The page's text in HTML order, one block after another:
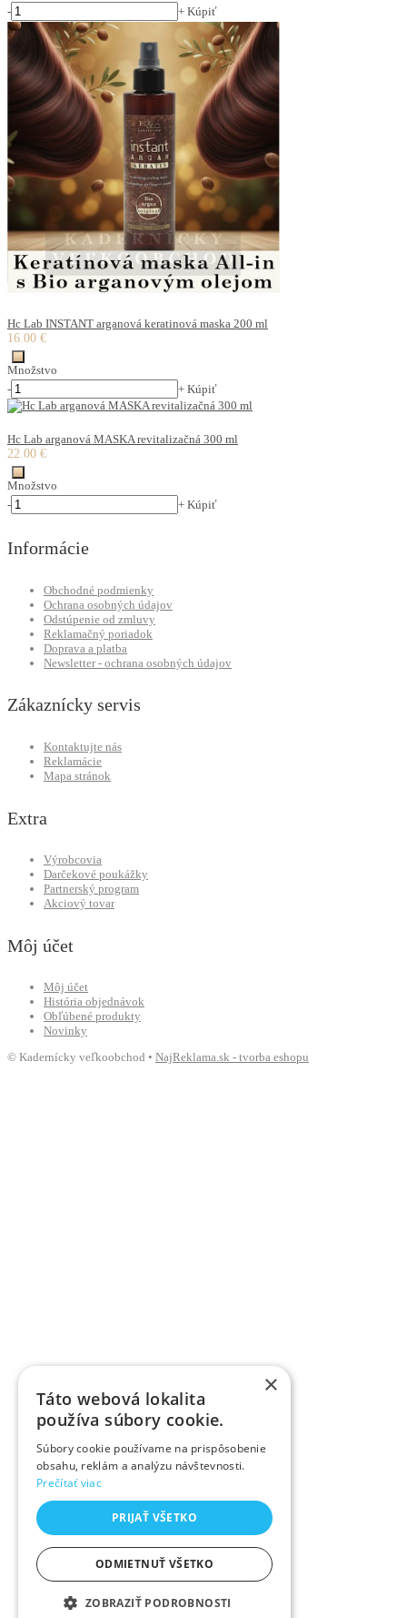
-
+ Kúpiť
Hc Lab INSTANT arganová keratinová maska 200 ml
16.00 €
Množstvo
-
+ Kúpiť
Hc Lab arganová MASKA revitalizačná 300 ml
22.00 €
Množstvo
-
+ Kúpiť
Informácie
Obchodné podmienky
Ochrana osobných údajov
Odstúpenie od zmluvy
Reklamačný poriadok
Doprava a platba
Newsletter - ochrana osobných údajov
Zákaznícky servis
Kontaktujte nás
Reklamácie
Mapa stránok
Extra
Výrobcovia
Darčekové poukážky
Partnerský program
Akciový tovar
Môj účet
Môj účet
História objednávok
Obľúbené produkty
Novinky
© Kadernícky veľkoobchod • NajReklama.sk - tvorba eshopu
×
Táto webová lokalita
používa súbory cookie.
Súbory cookie používame na prispôsobenie
obsahu, reklám a analýzu návštevnosti.
Prečítať viac
PRIJAŤ VŠETKO
ODMIETNUŤ VŠETKO
ZOBRAZIŤ PODROBNOSTI